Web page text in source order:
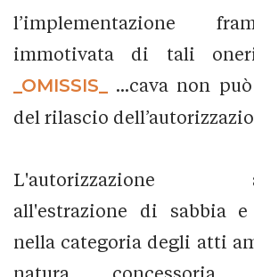
l’implementazione
immotivata di tali
_OMISSIS_
...cava non
del rilascio
L'autorizzazione
all'estrazione di sabbia
nella categoria degli atti
natura